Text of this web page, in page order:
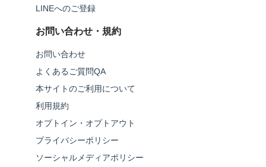
LINEへのご登録
お問い合わせ・規約
お問い合わせ
よくあるご質問QA
本サイトのご利用について
利用規約
オプトイン・オプトアウト
プライバシーポリシー
ソーシャルメディアポリシー